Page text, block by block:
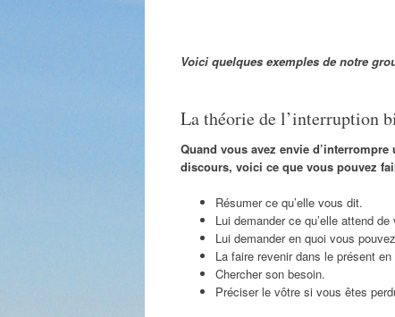
Voici quelques exemples de notre
La théorie de l’interruption
Quand vous avez envie d’interrompre
discours, voici ce que vous pouvez
Résumer ce qu’elle vous dit.
Lui demander ce qu’elle attend
Lui demander en quoi vous
La faire revenir dans le présent
Chercher son besoin.
Préciser le vôtre si vous êtes